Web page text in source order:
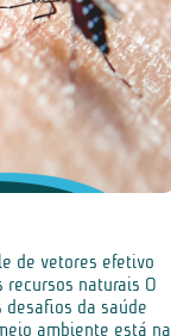
de vetores efetivo
recursos naturais O
da saúde
ambiente está na